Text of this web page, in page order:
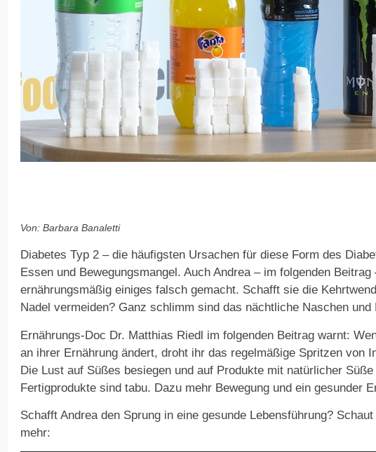
Von: Barbara Banaletti
Diabetes Typ 2 – die häufigsten Ursachen für diese Form des
Essen und Bewegungsmangel. Auch Andrea – im folgenden Beitrag
ernährungsmäßig einiges falsch gemacht. Schafft sie die
Nadel vermeiden? Ganz schlimm sind das nächtliche Naschen und
Ernährungs-Doc Dr. Matthias Riedl im folgenden Beitrag warnt:
an ihrer Ernährung ändert, droht ihr das regelmäßige Spritzen von
Die Lust auf Süßes besiegen und auf Produkte mit natürlicher
Fertigprodukte sind tabu. Dazu mehr Bewegung und ein gesunder
Schafft Andrea den Sprung in eine gesunde Lebensführung?
mehr: